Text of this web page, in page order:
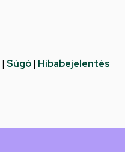
| Súgó| Hibabejelentés